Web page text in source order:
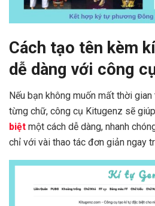
Cách tạo tên kèm
dễ dàng với công
Nếu bạn không muốn mất thời
từng chữ, công cụ Kitugenz sẽ
biệt một cách dễ dàng, nhanh
chỉ với vài thao tác đơn giản ngay